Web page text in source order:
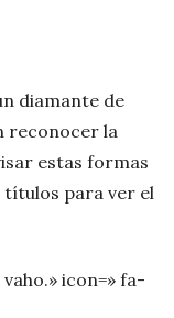
diamante de
reconocer la
estas formas
títulos para ver el
icon=» fa-